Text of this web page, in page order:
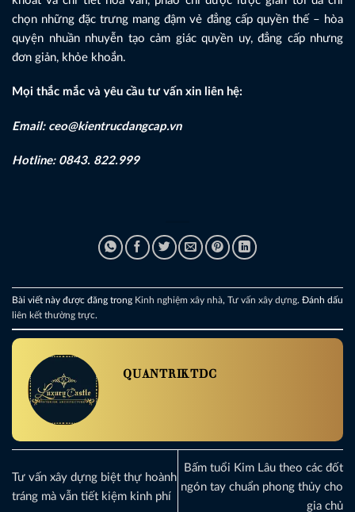
chọn những đặc trưng mang đậm vẻ đẳng cấp quyền thế – hòa
quyện nhuần nhuyễn tạo cảm giác quyền uy, đẳng cấp nhưng
đơn giản, khỏe khoắn.
Mọi thắc mắc và yêu cầu tư vấn xin liên hệ:
Email: ceo@kientrucdangcap.vn
Hotline: 0843. 822.999
Bài viết này được đăng trong Kinh nghiệm xây nhà, Tư vấn xây dựng. Đánh dấu
liên kết thường trực.
QUANTRIKTDC
Tư vấn xây dựng biệt thự hoành
tráng mà vẫn tiết kiệm kinh phí
Bấm tuổi Kim Lâu theo các đốt
ngón tay chuẩn phong thủy cho
gia chủ